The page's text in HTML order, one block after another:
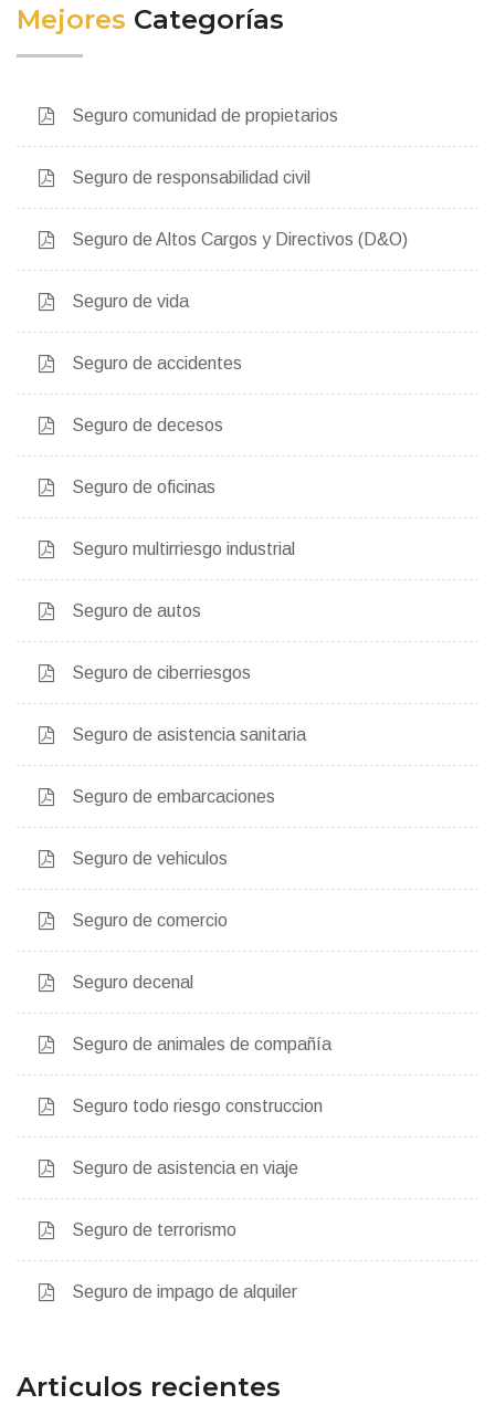
Mejores Categorías
Seguro comunidad de propietarios
Seguro de responsabilidad civil
Seguro de Altos Cargos y Directivos (D&O)
Seguro de vida
Seguro de accidentes
Seguro de decesos
Seguro de oficinas
Seguro multirriesgo industrial
Seguro de autos
Seguro de ciberriesgos
Seguro de asistencia sanitaria
Seguro de embarcaciones
Seguro de vehiculos
Seguro de comercio
Seguro decenal
Seguro de animales de compañía
Seguro todo riesgo construccion
Seguro de asistencia en viaje
Seguro de terrorismo
Seguro de impago de alquiler
Articulos recientes